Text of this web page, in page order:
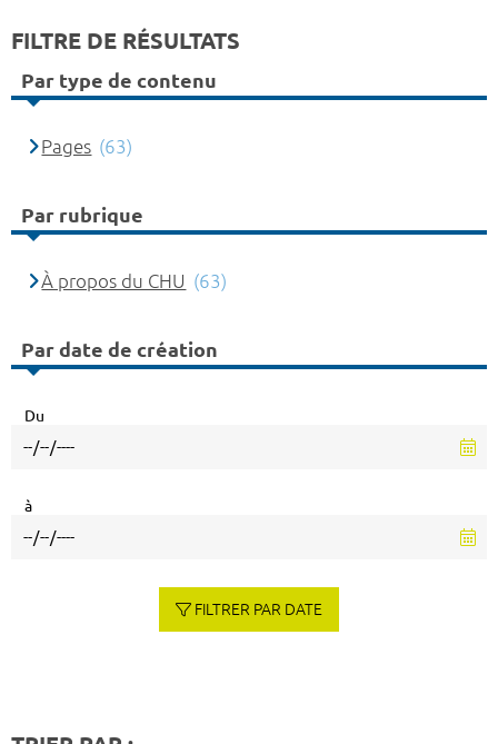
FILTRE DE RÉSULTATS
Par type de contenu
Pages (63)
Par rubrique
À propos du CHU (63)
Par date de création
Du
à
FILTRER PAR DATE